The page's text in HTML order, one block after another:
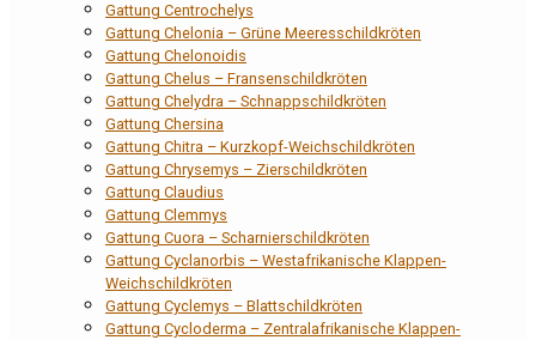
Gattung Centrochelys
Gattung Chelonia – Grüne Meeresschildkröten
Gattung Chelonoidis
Gattung Chelus – Fransenschildkröten
Gattung Chelydra – Schnappschildkröten
Gattung Chersina
Gattung Chitra – Kurzkopf-Weichschildkröten
Gattung Chrysemys – Zierschildkröten
Gattung Claudius
Gattung Clemmys
Gattung Cuora – Scharnierschildkröten
Gattung Cyclanorbis – Westafrikanische Klappen-
Weichschildkröten
Gattung Cyclemys – Blattschildkröten
Gattung Cycloderma – Zentralafrikanische Klappen-